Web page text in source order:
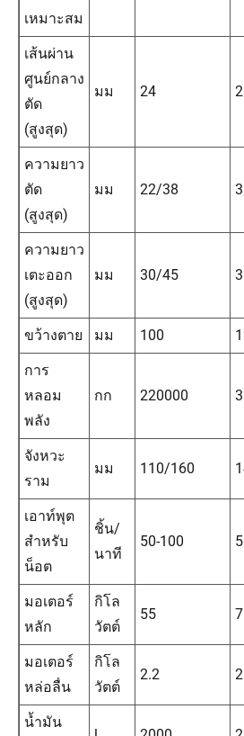
เหมาะสม
เส้นผ่าน
ศูนย์กลาง
ตัด
(สูงสุด)
มม 24
ความยาว
ตัด
(สูงสุด)
มม 22/38
ความยาว
เตะออก
(สูงสุด)
มม 30/45
ขว้างตาย มม 100
การ
หลอม
พลัง
กก 220000
จังหวะ
ราม
มม 110/160
เอาท์พุต
สำหรับ
น็อต
ชิ้น/
นาที
50-100
มอเตอร์
หลัก
กิโล
วัตต์
55
มอเตอร์
หล่อลื่น
กิโล
วัตต์
2.2
น้ำมัน